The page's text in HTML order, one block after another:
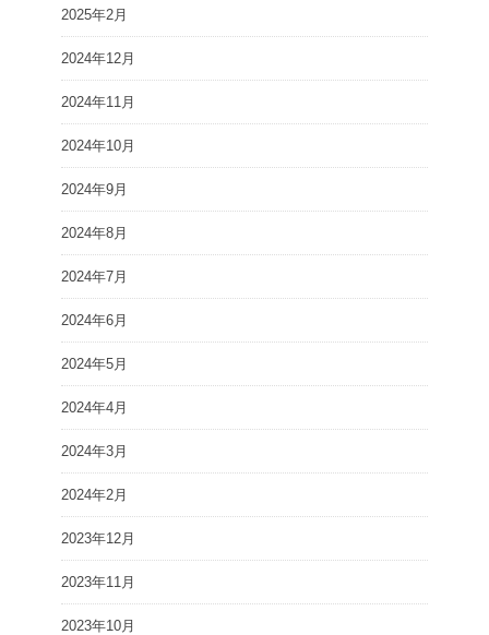
2025年2月
2024年12月
2024年11月
2024年10月
2024年9月
2024年8月
2024年7月
2024年6月
2024年5月
2024年4月
2024年3月
2024年2月
2023年12月
2023年11月
2023年10月